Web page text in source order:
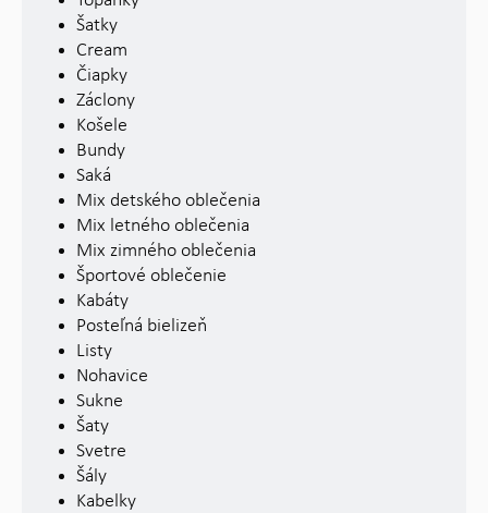
Šatky
Cream
Čiapky
Záclony
Košele
Bundy
Saká
Mix detského oblečenia
Mix letného oblečenia
Mix zimného oblečenia
Športové oblečenie
Kabáty
Posteľná bielizeň
Listy
Nohavice
Sukne
Šaty
Svetre
Šály
Kabelky